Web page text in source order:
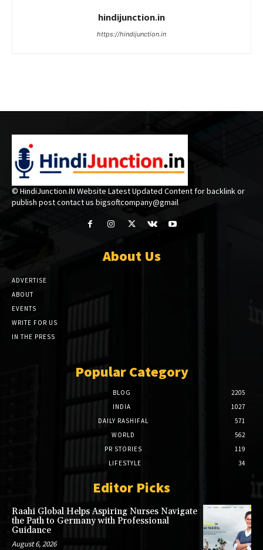
hindijunction.in
https://hindijunction.in
© HindiJunction.IN Website Latest Updated Content for backlink or
publish post contact us bigsoftcompany@gmail
About Us
ADVERTISE
ABOUT
EVENTS
WRITE FOR US
IN THE PRESS
Popular Category
BLOG
2205
INDIA
1027
DAILY RASHIFAL
571
WORLD
562
PR STORIES
119
LIFESTYLE
34
Editor Picks
Raahi Global Helps Aspiring Nurses Navigate
the Path to Germany with Professional
Guidance
August 6, 2026